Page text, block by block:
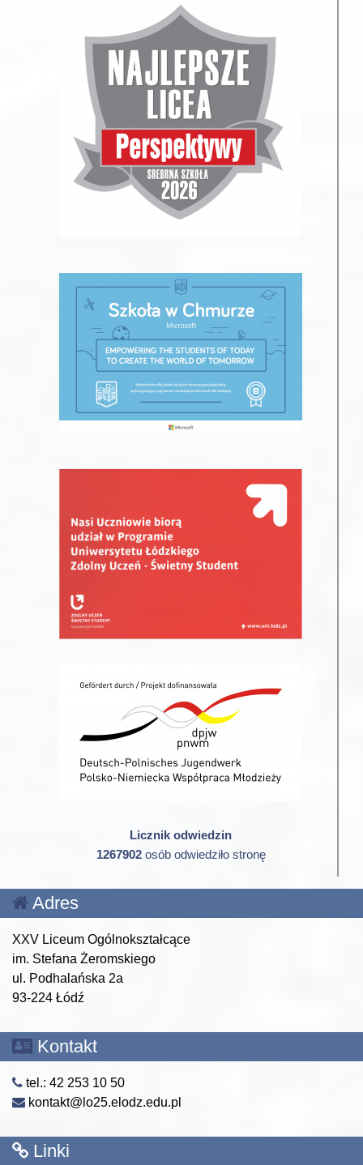
Licznik odwiedzin
1267902osób odwiedziło stronę
Adres
XXV Liceum Ogólnokształcące
im. Stefana Żeromskiego
ul. Podhalańska 2a
93-224 Łódź
Kontakt
tel.: 42 253 10 50
kontakt@lo25.elodz.edu.pl
Linki